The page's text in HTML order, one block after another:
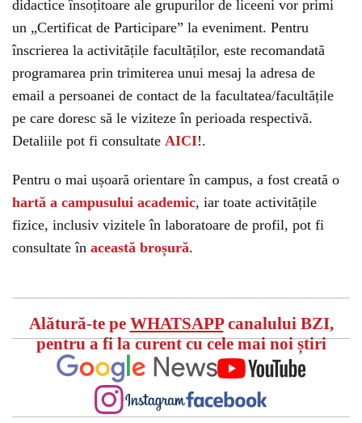
didactice însoțitoare ale grupurilor de liceeni vor primi
un „Certificat de Participare” la eveniment. Pentru
înscrierea la activitățile facultăților, este recomandată
programarea prin trimiterea unui mesaj la adresa de
email a persoanei de contact de la facultatea/facultățile
pe care doresc să le viziteze în perioada respectivă.
Detaliile pot fi consultate AICI!.
Pentru o mai ușoară orientare în campus, a fost creată o
hartă a campusului academic, iar toate activitățile
fizice, inclusiv vizitele în laboratoare de profil, pot fi
consultate în această broșură.
Alătură-te pe WHATSAPPcanalului BZI,
pentru a fi la curent cu cele mai noi știri